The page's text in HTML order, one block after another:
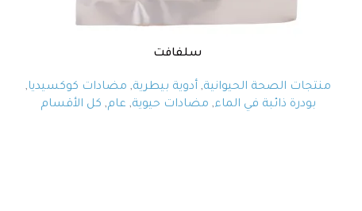
سلفافت
منتجات الصحة الحيوانية, أدوية بيطرية, مضادات كوكسيديا,
بودرة ذائبة في الماء, مضادات حيوية, عام, كل الأقسام